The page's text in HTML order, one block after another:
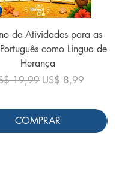
de Atividades para as
como Língua de
Herança
normal
19,99 Preço promocional
US$ 8,99
COMPRAR